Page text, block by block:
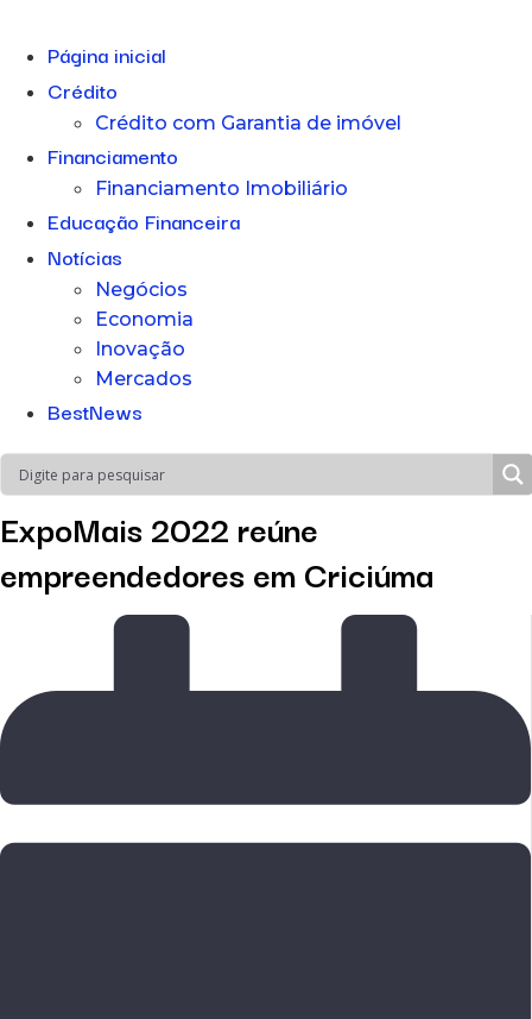
Página inicial
Crédito
Crédito com Garantia de imóvel
Financiamento
Financiamento Imobiliário
Educação Financeira
Notícias
Negócios
Economia
Inovação
Mercados
BestNews
ExpoMais 2022 reúne
empreendedores em Criciúma